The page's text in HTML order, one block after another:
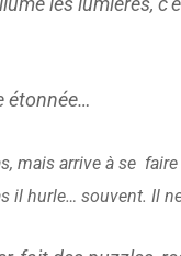
étonnée…
mais arrive à se
il hurle… souvent. Il